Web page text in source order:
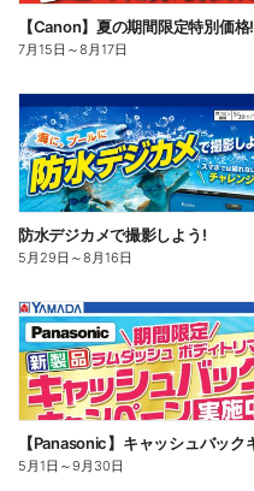
【Canon】夏の期間限定特別価格!
7月15日 ～8月17日
防水デジカメで撮影しよう!
5月29日 ～8月16日
5月1日 ～9月30日